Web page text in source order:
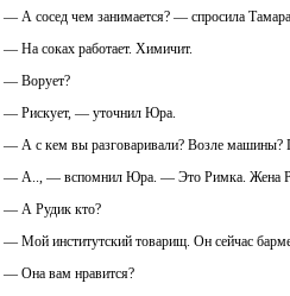
— А сосед чем занимается? — спросила
— На соках работает. Химичит.
— Ворует?
— Рискует, — уточнил Юра.
— А с кем вы разговаривали? Возле машины?
— А.., — вспомнил Юра. — Это Римка. Жена
— А Рудик кто?
— Мой институтский товарищ. Он сейчас
— Она вам нравится?